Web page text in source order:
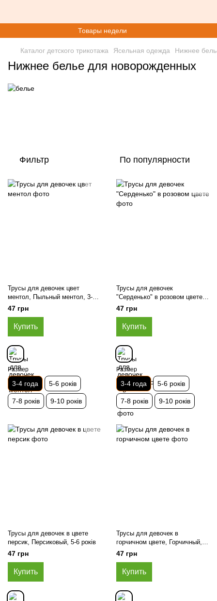
Товары недели
Каталог детского трикотажа Ясельная одежда Нижнее
Нижнее белье для новорожденных
Фильтр По популярности
Трусы для девочек цвет
ментол, Пыльный ментол, 3-4
года
47 грн
Купить
Размер
3-4 года 5-6 років
7-8 років 9-10 років
Трусы для девочек
"Серденько" в розовом цвете,
Розовый, 3-4 года
47 грн
Купить
Размер
3-4 года 5-6 років
7-8 років 9-10 років
Трусы для девочек в цвете
персик, Персиковый, 5-6 років
47 грн
Купить
Трусы для девочек в
горчичном цвете, Горчичный, 5-
6 років
47 грн
Купить